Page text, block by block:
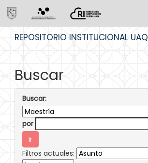
REPOSITORIO INSTITUCIONAL UAQ
Buscar
Buscar:
por
Filtros actuales: